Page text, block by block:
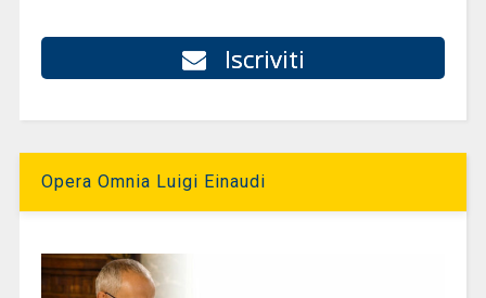
Iscriviti
Opera Omnia Luigi Einaudi